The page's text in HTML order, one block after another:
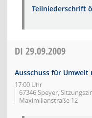
Teilniederschrift
DI 29.09.2009
Ausschuss für Umwelt
17:00 Uhr
67346 Speyer,
Maximilianstraße 12